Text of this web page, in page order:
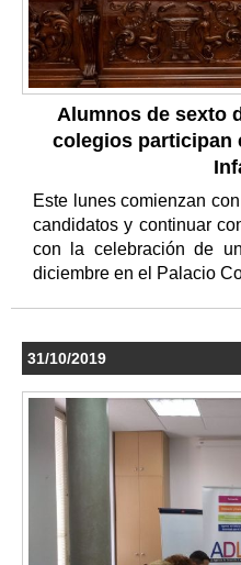
Alumnos de sexto
colegios participan
Este lunes comienzan
candidatos y continuar
con la celebración de
diciembre en el Palacio
31/10/2019